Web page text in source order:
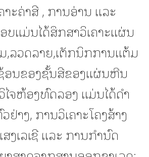
ະຄ່າສີ , ການອ່ານ ແລະ
ບແມ່ນໄດ້ສຶກສາວິເຄາະແຜ່ນ
ລວດລາຍ,ເຕັກນິກການແຕ້ມ
ອນຂອງຊັ້ນສີຂອງແຜ່ນຫີນ
ຈຫ້ອງທົດລອງ ແມ່ນໄດ້ດໍາ
ຢ່າງ, ການວິເຄາະໂຄງສ້າງ
ງເລເຊີ ແລະ ການກໍານົດ